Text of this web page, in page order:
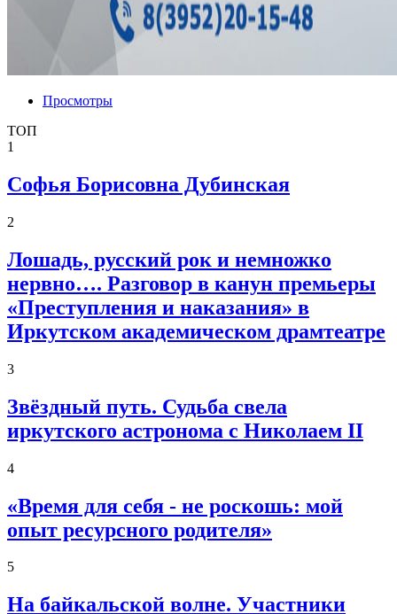
Просмотры
ТОП
1
Софья Борисовна Дубинская
2
Лошадь, русский рок и немножко
нервно…. Разговор в канун премьеры
«Преступления и наказания» в
Иркутском академическом драмтеатре
3
Звёздный путь. Судьба свела
иркутского астронома с Николаем II
4
«Время для себя - не роскошь: мой
опыт ресурсного родителя»
5
На байкальской волне. Участники